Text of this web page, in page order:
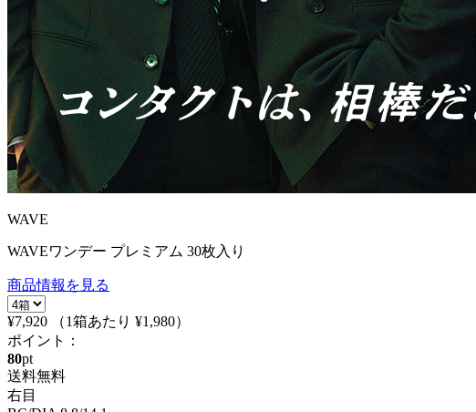
WAVE
WAVEワンデー プレミアム 30枚入り
商品情報を見る
¥7,920 （1箱あたり ¥1,980）
ポイント：
80pt
送料無料
右目